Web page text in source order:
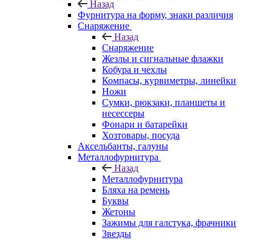
Назад
Фурнитура на форму, знаки различия
Снаряжение
Назад
Снаряжение
Жезлы и сигнальные флажки
Кобура и чехлы
Компасы, курвиметры, линейки
Ножи
Сумки, рюкзаки, планшеты и
несессеры
Фонари и батарейки
Хозтовары, посуда
Аксельбанты, галуны
Металлофурнитура
Назад
Металлофурнитура
Бляха на ремень
Буквы
Жетоны
Зажимы для галстука, фрачники
Звезды